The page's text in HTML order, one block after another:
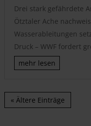
Drei stark gefährdete
Ötztaler Ache
Wasserableitungen
Druck – WWF fordert
mehr lesen
« Ältere Einträge